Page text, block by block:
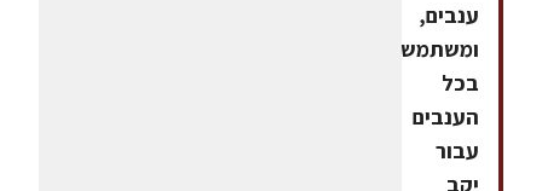
ענבים,
ומשתמשים
בכל
הענבים
עבור
יקב